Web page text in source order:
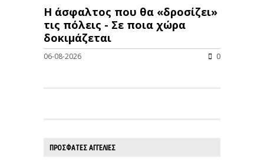
Η άσφαλτος που θα «δροσίζει»
τις πόλεις - Σε ποια χώρα
δοκιμάζεται
06-08-2026 0
ΠΡΟΣΦΑΤΕΣ ΑΓΓΕΛΙΕΣ